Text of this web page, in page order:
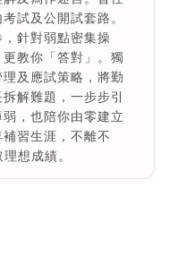
試及公開試套路。
針對弱點密集操
教你「答對」。獨
及應試策略，將勤
解難題，一步步引
，也陪你由零建立
習生涯，不離不
想成績。